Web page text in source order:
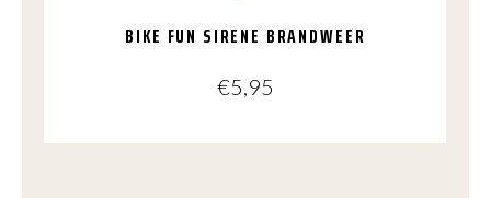
BIKE FUN SIRENE BRANDWEER
€5,95